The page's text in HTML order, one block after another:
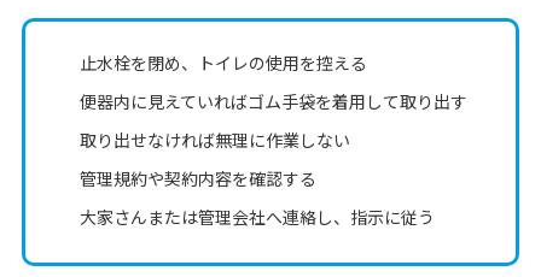
止水栓を閉め、トイレの使用を控える
便器内に見えていればゴム手袋を着用して取り出す
取り出せなければ無理に作業しない
管理規約や契約内容を確認する
大家さんまたは管理会社へ連絡し、指示に従う